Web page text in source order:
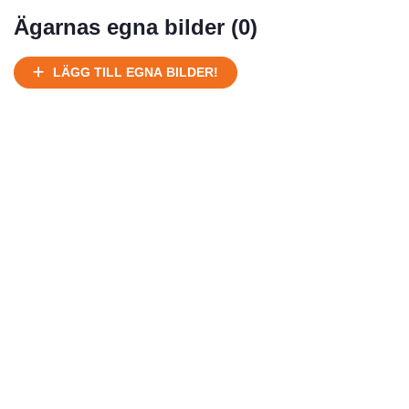
Under normalt skick, kan kräva reparation
Ägarnas egna bilder (0)
LÄGG TILL EGNA BILDER!